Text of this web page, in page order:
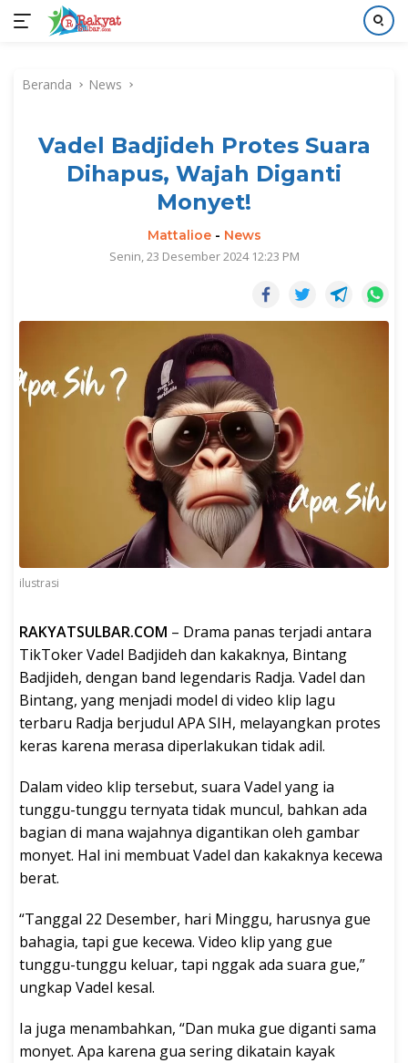
kontenBeranda News
Vadel Badjideh Protes Suara
Dihapus, Wajah Diganti
Monyet!
Mattalioe- News
Senin, 23 Desember 2024 12:23 PM
ilustrasi
RAKYATSULBAR.COM – Drama panas terjadi antara
TikToker Vadel Badjideh dan kakaknya, Bintang
Badjideh, dengan band legendaris Radja. Vadel dan
Bintang, yang menjadi model di video klip lagu
terbaru Radja berjudul APA SIH, melayangkan protes
keras karena merasa diperlakukan tidak adil.
Dalam video klip tersebut, suara Vadel yang ia
tunggu-tunggu ternyata tidak muncul, bahkan ada
bagian di mana wajahnya digantikan oleh gambar
monyet. Hal ini membuat Vadel dan kakaknya kecewa
berat.
“Tanggal 22 Desember, hari Minggu, harusnya gue
bahagia, tapi gue kecewa. Video klip yang gue
tunggu-tunggu keluar, tapi nggak ada suara gue,”
ungkap Vadel kesal.
Ia juga menambahkan, “Dan muka gue diganti sama
monyet. Apa karena gua sering dikatain kayak